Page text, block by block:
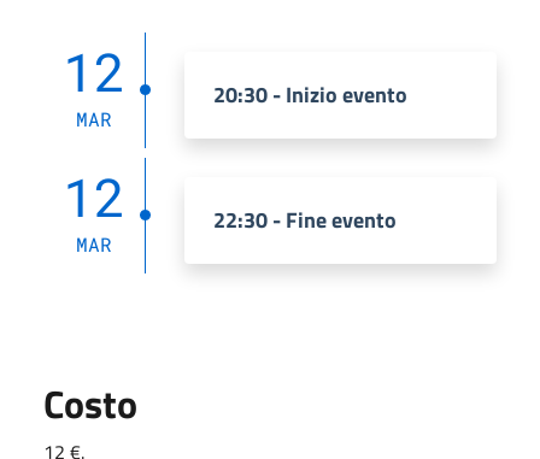
12
MAR
20:30 - Inizio evento
12
MAR
22:30 - Fine evento
Costo
12 €.